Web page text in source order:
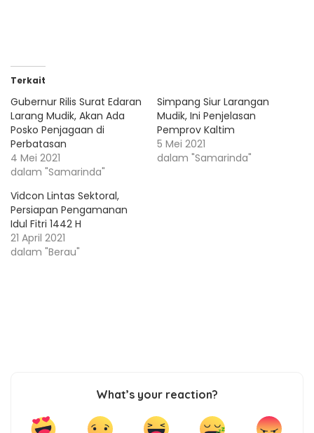
Terkait
Gubernur Rilis Surat Edaran
Larang Mudik, Akan Ada
Posko Penjagaan di
Perbatasan
4 Mei 2021
dalam "Samarinda"
Simpang Siur Larangan
Mudik, Ini Penjelasan
Pemprov Kaltim
5 Mei 2021
dalam "Samarinda"
Vidcon Lintas Sektoral,
Persiapan Pengamanan
Idul Fitri 1442 H
21 April 2021
dalam "Berau"
What’s your reaction?